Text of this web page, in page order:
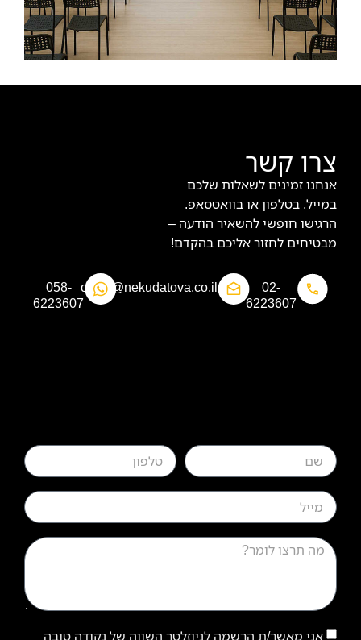
צרו קשר
אנחנו זמינים לשאלות שלכם
במייל, בטלפון או בוואטסאפ.
הרגישו חופשי להשאיר הודעה –
מבטיחים לחזור אליכם בהקדם!
02-
6223607
office@nekudatova.co.il​
058-
6223607​
אני מאשר/ת הרשמה לניוזלטר השווה של נקודה טובה